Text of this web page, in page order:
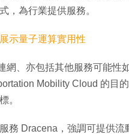
，為行業提供服務。
示量子運算實用性
網、亦包括其他服務可能性
Mobility Cloud 的目
。
務 Dracena，強調可提供